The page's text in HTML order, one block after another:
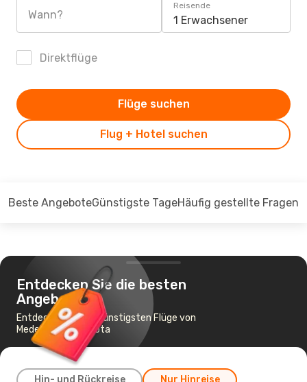
Wann?
Reisende
1 Erwachsener
Direktflüge
Flug + Hotel suchen
Flüge suchen
Beste AngeboteGünstigste TageHäufig gestellte Fragen
Entdecken Sie die besten
Angebote
Entdecken Sie die günstigsten Flüge von
Medellín nach Bogota
Hin- und Rückreise Nur Hinreise